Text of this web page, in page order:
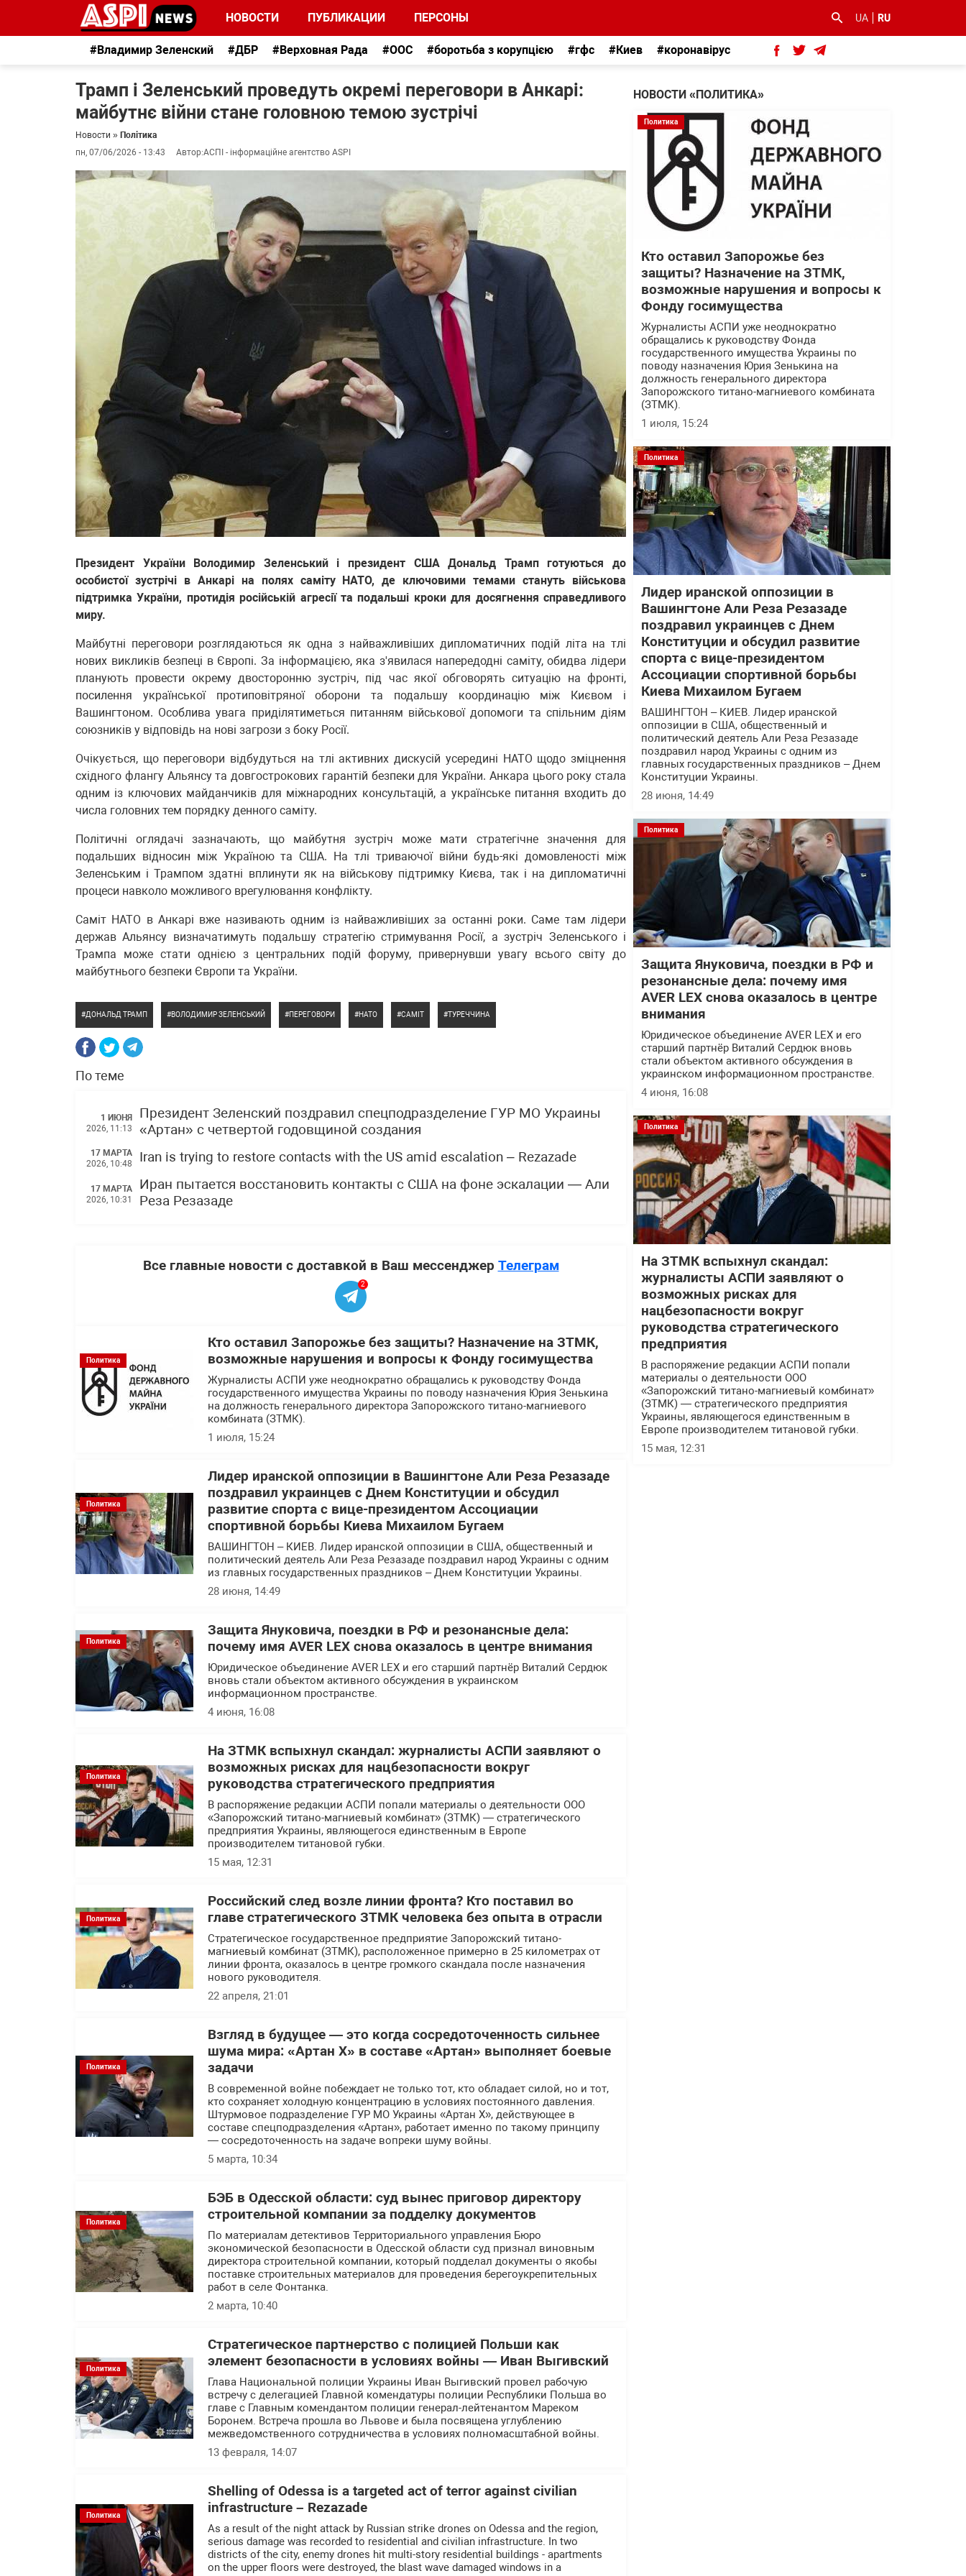
НОВОСТИ ПУБЛИКАЦИИ ПЕРСОНЫ UA RU
#Владимир Зеленский #ДБР #Верховная Рада #ООС #боротьба з корупцією #гфс #Киев #коронавірус
Трамп і Зеленський проведуть окремі переговори в Анкарі:
майбутнє війни стане головною темою зустрічі
Новости » Політика
пн, 07/06/2026 - 13:43
Автор:АСПІ - інформаційне агентство ASPI
Президент України Володимир Зеленський і президент США Дональд Трамп готуються до
особистої зустрічі в Анкарі на полях саміту НАТО, де ключовими темами стануть військова
підтримка України, протидія російській агресії та подальші кроки для досягнення справедливого
миру.
Майбутні переговори розглядаються як одна з найважливіших дипломатичних подій літа на тлі
нових викликів безпеці в Європі. За інформацією, яка з'явилася напередодні саміту, обидва лідери
планують провести окрему двосторонню зустріч, під час якої обговорять ситуацію на фронті,
посилення української протиповітряної оборони та подальшу координацію між Києвом і
Вашингтоном. Особлива увага приділятиметься питанням військової допомоги та спільним діям
союзників у відповідь на нові загрози з боку Росії.
Очікується, що переговори відбудуться на тлі активних дискусій усередині НАТО щодо зміцнення
східного флангу Альянсу та довгострокових гарантій безпеки для України. Анкара цього року стала
одним із ключових майданчиків для міжнародних консультацій, а українське питання входить до
числа головних тем порядку денного саміту.
Політичні оглядачі зазначають, що майбутня зустріч може мати стратегічне значення для
подальших відносин між Україною та США. На тлі триваючої війни будь-які домовленості між
Зеленським і Трампом здатні вплинути як на військову підтримку Києва, так і на дипломатичні
процеси навколо можливого врегулювання конфлікту.
Саміт НАТО в Анкарі вже називають одним із найважливіших за останні роки. Саме там лідери
держав Альянсу визначатимуть подальшу стратегію стримування Росії, а зустріч Зеленського і
Трампа може стати однією з центральних подій форуму, привернувши увагу всього світу до
майбутнього безпеки Європи та України.
ДОНАЛЬД ТРАМП ВОЛОДИМИР ЗЕЛЕНСЬКИЙ ПЕРЕГОВОРИ НАТО САМІТ ТУРЕЧЧИНА
По теме
1 ИЮНЯ
2026, 11:13
Президент Зеленский поздравил спецподразделение ГУР МО Украины
«Артан» с четвертой годовщиной создания
17 МАРТА
2026, 10:48
Iran is trying to restore contacts with the US amid escalation – Rezazade
17 МАРТА
2026, 10:31
Иран пытается восстановить контакты с США на фоне эскалации — Али
Реза Резазаде
Все главные новости с доставкой в Ваш мессенджер Телеграм
2
Политика
Кто оставил Запорожье без защиты? Назначение на ЗТМК,
возможные нарушения и вопросы к Фонду госимущества
Журналисты АСПИ уже неоднократно обращались к руководству Фонда
государственного имущества Украины по поводу назначения Юрия Зенькина
на должность генерального директора Запорожского титано-магниевого
комбината (ЗТМК).
1 июля, 15:24
Политика
Лидер иранской оппозиции в Вашингтоне Али Реза Резазаде
поздравил украинцев с Днем Конституции и обсудил
развитие спорта с вице-президентом Ассоциации
спортивной борьбы Киева Михаилом Бугаем
ВАШИНГТОН – КИЕВ. Лидер иранской оппозиции в США, общественный и
политический деятель Али Реза Резазаде поздравил народ Украины с одним
из главных государственных праздников – Днем Конституции Украины.
28 июня, 14:49
Политика
Защита Януковича, поездки в РФ и резонансные дела:
почему имя AVER LEX снова оказалось в центре внимания
Юридическое объединение AVER LEX и его старший партнёр Виталий Сердюк
вновь стали объектом активного обсуждения в украинском
информационном пространстве.
4 июня, 16:08
Политика
На ЗТМК вспыхнул скандал: журналисты АСПИ заявляют о
возможных рисках для нацбезопасности вокруг
руководства стратегического предприятия
В распоряжение редакции АСПИ попали материалы о деятельности ООО
«Запорожский титано-магниевый комбинат» (ЗТМК) — стратегического
предприятия Украины, являющегося единственным в Европе
производителем титановой губки.
15 мая, 12:31
Политика
Российский след возле линии фронта? Кто поставил во
главе стратегического ЗТМК человека без опыта в отрасли
Стратегическое государственное предприятие Запорожский титано-
магниевый комбинат (ЗТМК), расположенное примерно в 25 километрах от
линии фронта, оказалось в центре громкого скандала после назначения
нового руководителя.
22 апреля, 21:01
Политика
Взгляд в будущее — это когда сосредоточенность сильнее
шума мира: «Артан Х» в составе «Артан» выполняет боевые
задачи
В современной войне побеждает не только тот, кто обладает силой, но и тот,
кто сохраняет холодную концентрацию в условиях постоянного давления.
Штурмовое подразделение ГУР МО Украины «Артан Х», действующее в
составе спецподразделения «Артан», работает именно по такому принципу
— сосредоточенность на задаче вопреки шуму войны.
5 марта, 10:34
Политика
БЭБ в Одесской области: суд вынес приговор директору
строительной компании за подделку документов
По материалам детективов Территориального управления Бюро
экономической безопасности в Одесской области суд признал виновным
директора строительной компании, который подделал документы о якобы
поставке строительных материалов для проведения берегоукрепительных
работ в селе Фонтанка.
2 марта, 10:40
Политика
Стратегическое партнерство с полицией Польши как
элемент безопасности в условиях войны — Иван Выгивский
Глава Национальной полиции Украины Иван Выгивский провел рабочую
встречу с делегацией Главной комендатуры полиции Республики Польша во
главе с Главным комендантом полиции генерал-лейтенантом Мареком
Боронем. Встреча прошла во Львове и была посвящена углублению
межведомственного сотрудничества в условиях полномасштабной войны.
13 февраля, 14:07
Политика
Shelling of Odessa is a targeted act of terror against civilian
infrastructure – Rezazade
As a result of the night attack by Russian strike drones on Odessa and the region,
serious damage was recorded to residential and civilian infrastructure. In two
districts of the city, enemy drones hit multi-story residential buildings - apartments
on the upper floors were destroyed, the blast wave damaged windows in a
НОВОСТИ «ПОЛИТИКА»
Политика
Кто оставил Запорожье без
защиты? Назначение на ЗТМК,
возможные нарушения и вопросы к
Фонду госимущества
Журналисты АСПИ уже неоднократно
обращались к руководству Фонда
государственного имущества Украины по
поводу назначения Юрия Зенькина на
должность генерального директора
Запорожского титано-магниевого комбината
(ЗТМК).
1 июля, 15:24
Политика
Лидер иранской оппозиции в
Вашингтоне Али Реза Резазаде
поздравил украинцев с Днем
Конституции и обсудил развитие
спорта с вице-президентом
Ассоциации спортивной борьбы
Киева Михаилом Бугаем
ВАШИНГТОН – КИЕВ. Лидер иранской
оппозиции в США, общественный и
политический деятель Али Реза Резазаде
поздравил народ Украины с одним из
главных государственных праздников – Днем
Конституции Украины.
28 июня, 14:49
Политика
Защита Януковича, поездки в РФ и
резонансные дела: почему имя
AVER LEX снова оказалось в центре
внимания
Юридическое объединение AVER LEX и его
старший партнёр Виталий Сердюк вновь
стали объектом активного обсуждения в
украинском информационном пространстве.
4 июня, 16:08
Политика
На ЗТМК вспыхнул скандал:
журналисты АСПИ заявляют о
возможных рисках для
нацбезопасности вокруг
руководства стратегического
предприятия
В распоряжение редакции АСПИ попали
материалы о деятельности ООО
«Запорожский титано-магниевый комбинат»
(ЗТМК) — стратегического предприятия
Украины, являющегося единственным в
Европе производителем титановой губки.
15 мая, 12:31